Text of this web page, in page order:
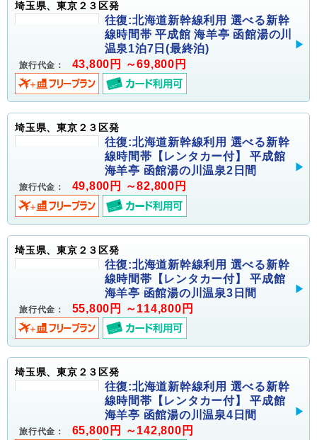
埼玉県、東京２３区発
往復:北海道新幹線利用 選べる新幹
線時間帯 平成館 海羊亭 函館湯の川
温泉1泊7日(最終泊)
旅行代金： 43,800円 ～69,800円
埼玉県、東京２３区発
往復:北海道新幹線利用 選べる新幹
線時間帯【レンタカー付】 平成館
海羊亭 函館湯の川温泉2日間
旅行代金： 49,800円 ～82,800円
埼玉県、東京２３区発
往復:北海道新幹線利用 選べる新幹
線時間帯【レンタカー付】 平成館
海羊亭 函館湯の川温泉3日間
旅行代金： 55,800円 ～114,800円
埼玉県、東京２３区発
往復:北海道新幹線利用 選べる新幹
線時間帯【レンタカー付】 平成館
海羊亭 函館湯の川温泉4日間
旅行代金： 65,800円 ～142,800円